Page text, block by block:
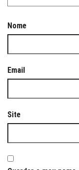
Nome
Email
Site